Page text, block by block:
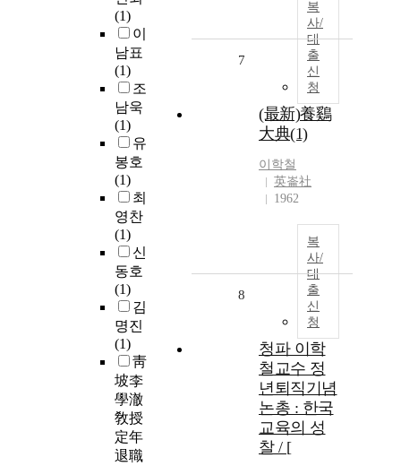
(1)
이
남표
(1)
조
남욱
(1)
유
봉호
(1)
최
영찬
(1)
신
동호
(1)
김
명진
(1)
靑
坡李
學澈
敎授
定年
退職
복
사/
대
출
신
청
7
(最新)養鷄
大典(1)
이학철
英崙社
1962
복
사/
대
출
신
청
8
청파 이학
철교수 정
년퇴직기념
논총 : 한국
교육의 성
찰 / [